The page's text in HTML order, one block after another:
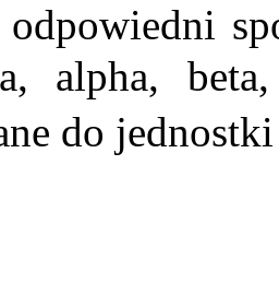
alpha, beta,
do